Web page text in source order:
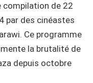
compilation de 22
par des cinéastes
Ce programme
la brutalité de
depuis octobre